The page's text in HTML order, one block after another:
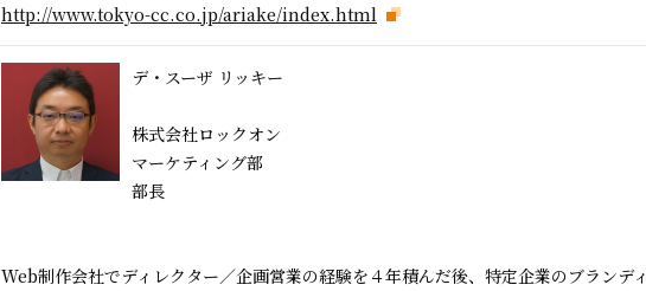
http://www.tokyo-cc.co.jp/ariake/index.html
デ・スーザ リッキー
株式会社ロックオン
マーケティング部
部長
Web制作会社でディレクター／企画営業の経験を４年積んだ後、特定企業のブランディ